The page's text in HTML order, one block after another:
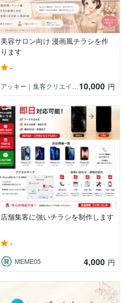
美容サロン向け 漫画風チラシを作
ります
-
アッキー｜集客クリエイトLab 10,000 円
店舗集客に強いチラシを制作します
-
MEME05 4,000 円